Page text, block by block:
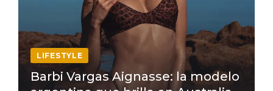
LIFESTYLE
Barbi Vargas Aignasse: la modelo